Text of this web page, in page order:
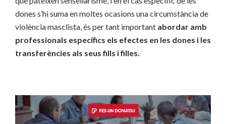
dones s’hi suma en moltes ocasions una circumstància de
violència masclista, és per tant important abordar amb
professionals específics els efectes en les dones i les
transferències als seus fills i filles.